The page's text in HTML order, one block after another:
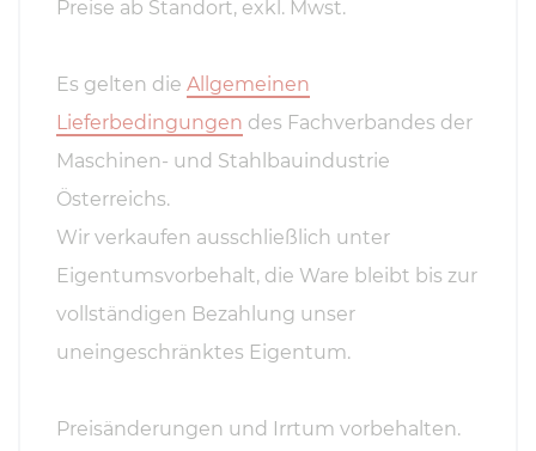
Preise ab Standort, exkl. Mwst.
Es gelten die Allgemeinen
Lieferbedingungen des Fachverbandes der
Maschinen- und Stahlbauindustrie
Österreichs.
Wir verkaufen ausschließlich unter
Eigentumsvorbehalt, die Ware bleibt bis zur
vollständigen Bezahlung unser
uneingeschränktes Eigentum.
Preisänderungen und Irrtum vorbehalten.